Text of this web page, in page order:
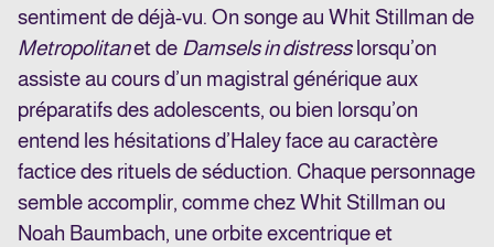
sentiment de déjà-vu. On songe au Whit Stillman de
Metropolitanet de Damsels in distresslorsqu’on
assiste au cours d’un magistral générique aux
préparatifs des adolescents, ou bien lorsqu’on
entend les hésitations d’Haley face au caractère
factice des rituels de séduction. Chaque personnage
semble accomplir, comme chez Whit Stillman ou
Noah Baumbach, une orbite excentrique et